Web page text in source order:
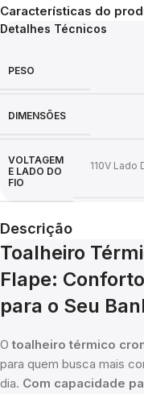
Características do
Detalhes Técnicos
PESO
DIMENSÕES
VOLTAGEM
E LADO DO
FIO
110V Lado
Descrição
Toalheiro
Flape:
para o Seu
O toalheiro térmico
para quem busca mais
dia. Com capacidade